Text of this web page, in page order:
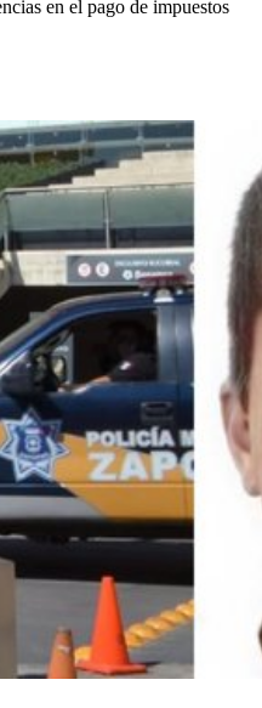
en el pago de impuestos